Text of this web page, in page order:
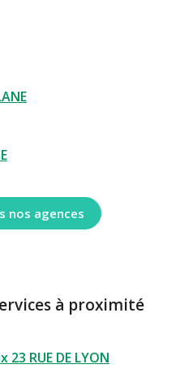
nos agences
à proximité
RUE DE LYON